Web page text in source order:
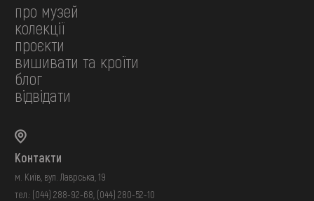
про музей
колекції
проєкти
вишивати та кроїти
блог
відвідати
Контакти
м. Київ, вул. Лаврська, 19
тел.: (044) 288-92-68 (044) 280-52-10